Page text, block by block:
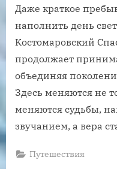
Даже краткое
наполнить день
Костомаровский
продолжает
объединяя
Здесь меняются не
меняются судьбы,
звучанием, а вера
Путешествия